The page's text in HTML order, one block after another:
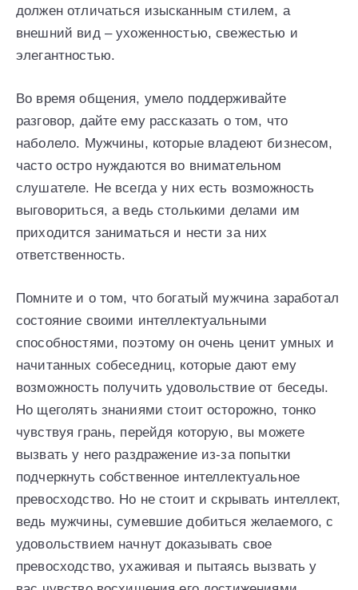
должен отличаться изысканным стилем, а
внешний вид – ухоженностью, свежестью и
элегантностью.
Во время общения, умело поддерживайте
разговор, дайте ему рассказать о том, что
наболело. Мужчины, которые владеют бизнесом,
часто остро нуждаются во внимательном
слушателе. Не всегда у них есть возможность
выговориться, а ведь столькими делами им
приходится заниматься и нести за них
ответственность.
Помните и о том, что богатый мужчина заработал
состояние своими интеллектуальными
способностями, поэтому он очень ценит умных и
начитанных собеседниц, которые дают ему
возможность получить удовольствие от беседы.
Но щеголять знаниями стоит осторожно, тонко
чувствуя грань, перейдя которую, вы можете
вызвать у него раздражение из-за попытки
подчеркнуть собственное интеллектуальное
превосходство. Но не стоит и скрывать интеллект,
ведь мужчины, сумевшие добиться желаемого, с
удовольствием начнут доказывать свое
превосходство, ухаживая и пытаясь вызвать у